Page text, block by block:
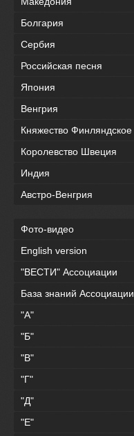
Болгария
Сербия
Российская песня
Япония
Венгрия
Княжество Финляндское
Королевство Швеция
Индия
Австро-Венгрия
Фото-видео
English version
"ВЕСТИ" Ассоциации
База знаний Ассоциации
"А"
"Б"
"В"
"Г"
"Д"
"Е"